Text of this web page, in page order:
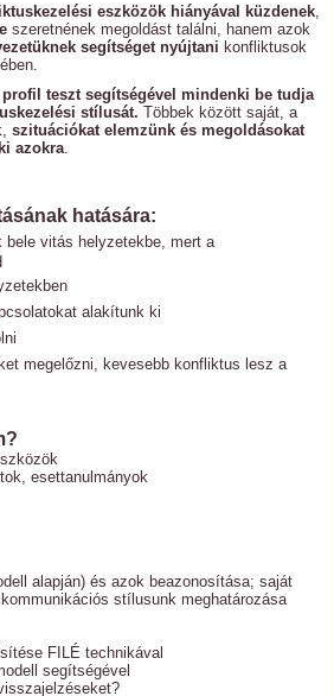
eszközök hiányával küzdenek,
szeretnének megoldást találni, hanem azok
segítséget nyújtani konfliktusok
teszt segítségével mindenki be tudja
stílusát. Többek között saját, a
szituációkat elemzünk és megoldásokat
azokra.
hatására:
bele vitás helyzetekbe, mert a
alakítunk ki
megelőzni, kevesebb konfliktus lesz a
esettanulmányok
alapján) és azok beazonosítása; saját
stílusunk meghatározása
FILÉ technikával
segítségével